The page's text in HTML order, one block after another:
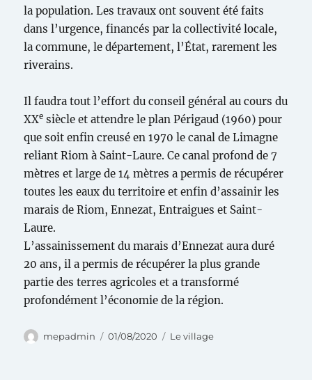
la population. Les travaux ont souvent été faits
dans l’urgence, financés par la collectivité locale,
la commune, le département, l’État, rarement les
riverains.
Il faudra tout l’effort du conseil général au cours du
XXe siècle et attendre le plan Périgaud (1960) pour
que soit enfin creusé en 1970 le canal de Limagne
reliant Riom à Saint-Laure. Ce canal profond de 7
mètres et large de 14 mètres a permis de récupérer
toutes les eaux du territoire et enfin d’assainir les
marais de Riom, Ennezat, Entraigues et Saint-
Laure.
L’assainissement du marais d’Ennezat aura duré
20 ans, il a permis de récupérer la plus grande
partie des terres agricoles et a transformé
profondément l’économie de la région.
Auteur
mepadmin
Publié
01/08/2020 Catégories
Le village